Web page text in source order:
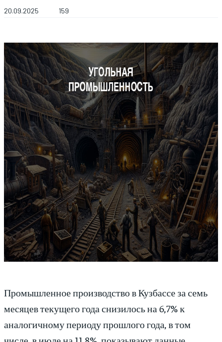
20.09.2025 159
Промышленное производство в Кузбассе за семь
месяцев текущего года снизилось на 6,7% к
аналогичному периоду прошлого года, в том